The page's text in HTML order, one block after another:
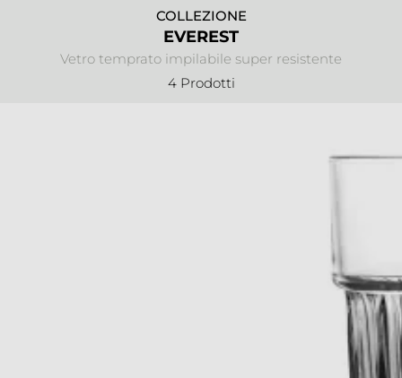
COLLEZIONE
EVEREST
Vetro temprato impilabile super resistente
4 Prodotti